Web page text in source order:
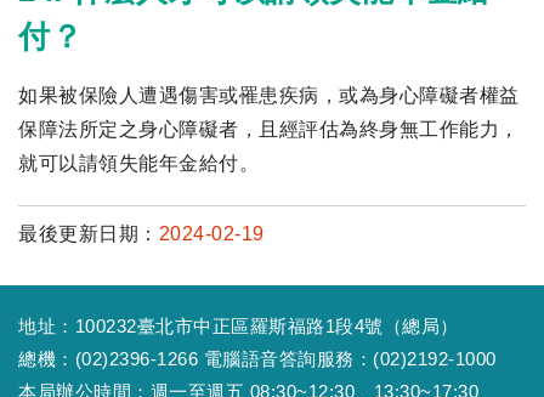
付？
如果被保險人遭遇傷害或罹患疾病，或為身心障礙者權益
保障法所定之身心障礙者，且經評估為終身無工作能力，
就可以請領失能年金給付。
最後更新日期： 2024-02-19
地址：100232臺北市中正區羅斯福路1段4號（總局）
總機：(02)2396-1266 電腦語音答詢服務：(02)2192-1000
本局辦公時間：週一至週五 08:30~12:30、13:30~17:30